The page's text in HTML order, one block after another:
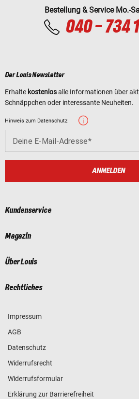
Bestellung & Service Mo.-
040 - 734
Der Louis Newsletter
Erhalte kostenlosalle Informationen über
Schnäppchen oder interessante Neuheiten.
Hinweis zum Datenschutz
Deine E-Mail-Adresse
ANMELDEN
Kundenservice
Magazin
Über Louis
Rechtliches
Impressum
AGB
Datenschutz
Widerrufsrecht
Widerrufsformular
Erklärung zur Barrierefreiheit